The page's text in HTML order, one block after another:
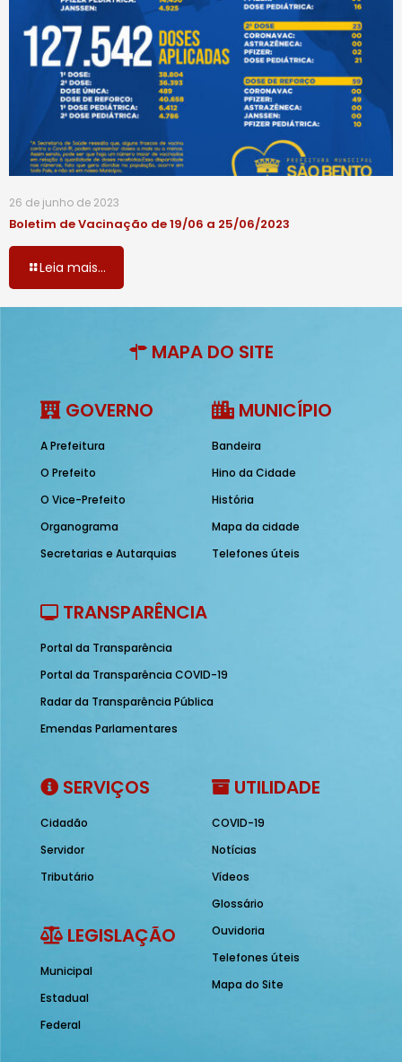
26 de junho de 2023
Boletim de Vacinação de 19/06 a 25/06/2023
Leia mais...
MAPA DO SITE
GOVERNO
A Prefeitura
O Prefeito
O Vice-Prefeito
Organograma
Secretarias e Autarquias
MUNICÍPIO
Bandeira
Hino da Cidade
História
Mapa da cidade
Telefones úteis
TRANSPARÊNCIA
Portal da Transparência
Portal da Transparência COVID-19
Radar da Transparência Pública
Emendas Parlamentares
SERVIÇOS
Cidadão
Servidor
Tributário
LEGISLAÇÃO
Municipal
Estadual
Federal
UTILIDADE
COVID-19
Notícias
Vídeos
Glossário
Ouvidoria
Telefones úteis
Mapa do Site